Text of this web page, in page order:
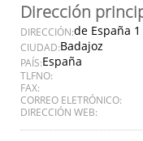
Dirección
DIRECCIÓN:de España 1
CIUDAD:Badajoz
PAÍS:España
TLFNO:
FAX:
CORREO ELETRÓNICO:
DIRECCIÓN WEB: